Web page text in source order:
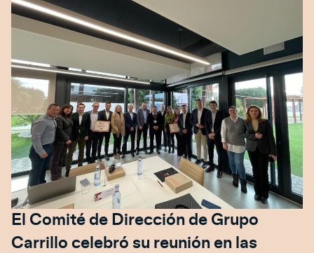
El Comité de Dirección de Grupo
Carrillo celebró su reunión en las